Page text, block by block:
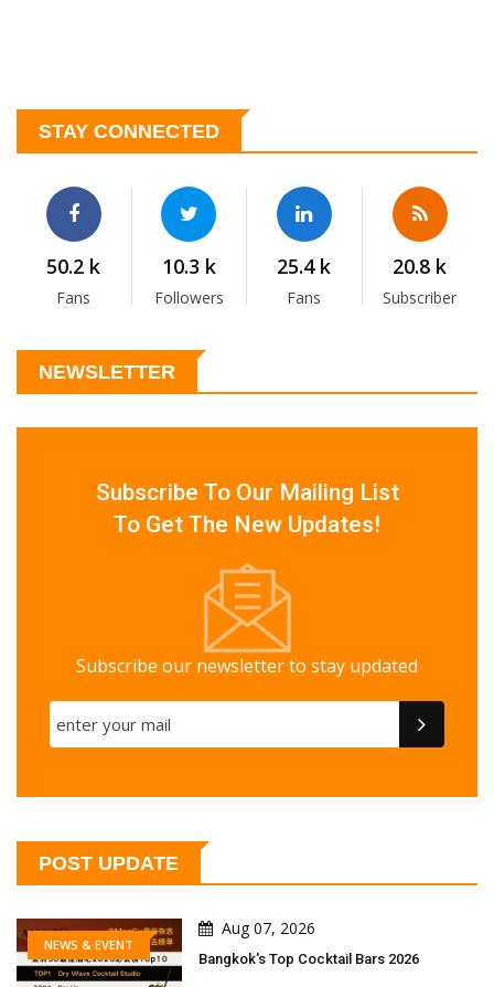
STAY CONNECTED
50.2 k
Fans
10.3 k
Followers
25.4 k
Fans
20.8 k
Subscriber
NEWSLETTER
Subscribe To Our Mailing List
To Get The New Updates!
Subscribe our newsletter to stay updated
POST UPDATE
NEWS & EVENT
Aug 07, 2026
Bangkok's Top Cocktail Bars 2026